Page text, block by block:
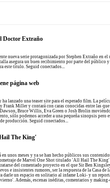
Doctor Extraño
nueva serie protagonizada por Stephen Extraño en el
asegura un buen recibimiento por parte del público
este título. Seguid conectados...
página web
lanzado una teaser site para el esperado film. La
Miller y contará con caras conocidas entre las que
Bruce Willis, Eva Green o Josh Brolin
sólo podemos acceder a una pequeña sinopsis pero
producción. Seguid conectados...
The King'
unos meses y ya se han hecho públicos sus
de Marvel One Shot titulado 'All Hail The
del comentado proyecto en el que Sir Ben
e insistentes rumores, ser la respuesta de la Casa de
darle un espacio en solitario al infame Loki- y un
Además, escenas inéditas, comentarios y